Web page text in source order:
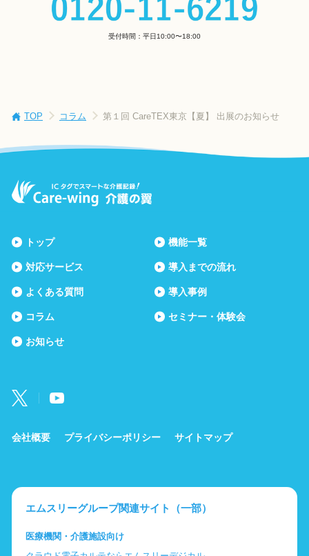
受付時間：平日10:00〜18:00
TOP コラム 第１回 CareTEX東京【夏】 出展のお知らせ
トップ 機能一覧
対応サービス 導入までの流れ
よくある質問 導入事例
コラム セミナー・体験会
お知らせ
会社概要 プライバシーポリシー サイトマップ
エムスリーグループ関連サイト（一部）
医療機関・介護施設向け